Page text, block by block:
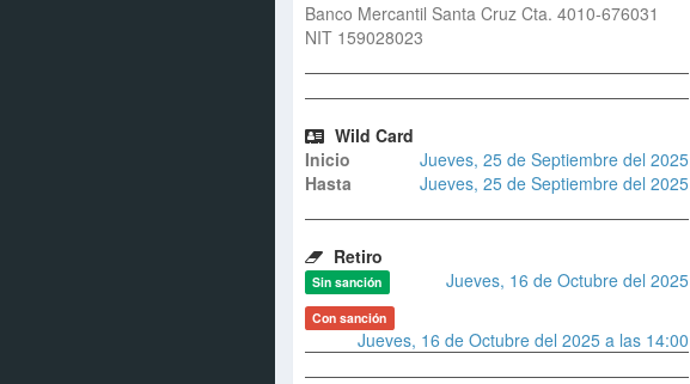
Banco Mercantil Santa Cruz Cta. 4010-676031
NIT 159028023
Wild Card
Inicio
Jueves, 25 de Septiembre del 2025
Hasta
Jueves, 25 de Septiembre del 2025
Retiro
Sin sanción Jueves, 16 de Octubre del 2025
Con sanción
Jueves, 16 de Octubre del 2025 a las 14:00